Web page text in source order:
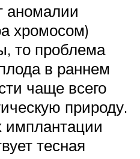
аномалии
хромосом)
то проблема
в раннем
чаще всего
природу.
имплантации
тесная